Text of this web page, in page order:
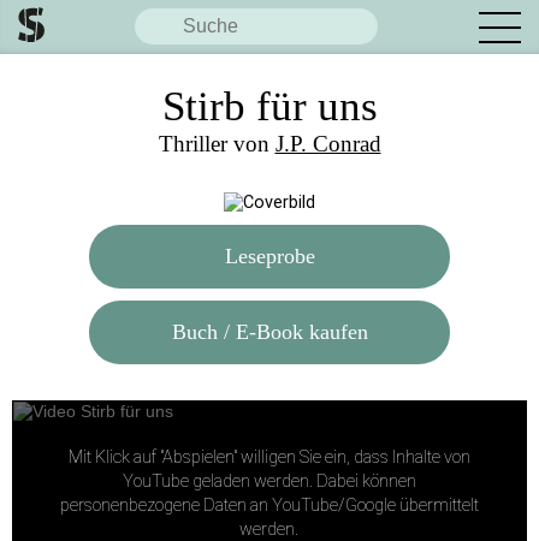
Stirb für uns
Thriller von J.P. Conrad
Leseprobe
Buch / E-Book kaufen
Mit Klick auf "Abspielen" willigen Sie ein, dass Inhalte von
YouTube geladen werden. Dabei können
personenbezogene Daten an YouTube/Google übermittelt
werden.